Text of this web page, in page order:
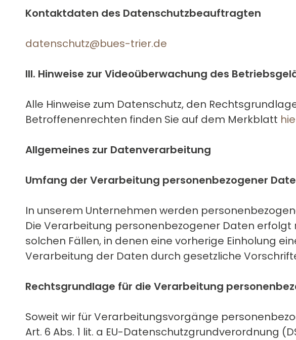
Kontaktdaten des Datenschutzbeauftragten
datenschutz@bues-trier.de
III. Hinweise zur Videoüberwachung des
Alle Hinweise zum Datenschutz, den
Betroffenenrechten finden Sie auf dem Merkblatt
Allgemeines zur Datenverarbeitung
Umfang der Verarbeitung personenbezogener
In unserem Unternehmen werden
Die Verarbeitung personenbezogener Daten erfolgt
solchen Fällen, in denen eine vorherige Einholung
Verarbeitung der Daten durch gesetzliche
Rechtsgrundlage für die Verarbeitung
Soweit wir für Verarbeitungsvorgänge
Art. 6 Abs. 1 lit. a EU-Datenschutzgrund­verordnung